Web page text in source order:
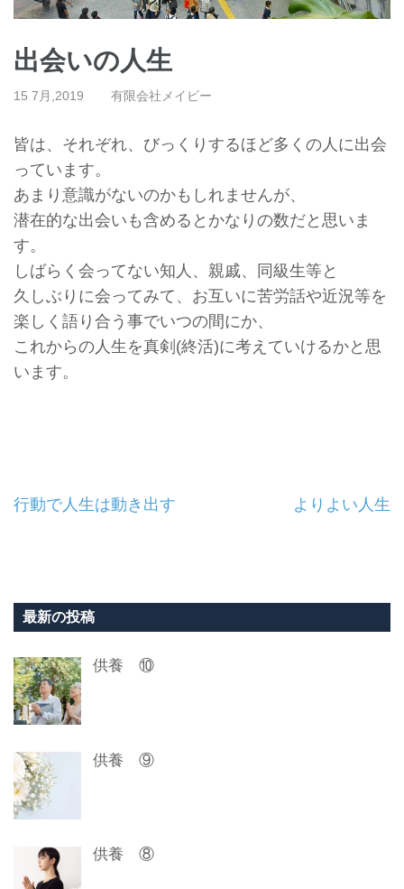
出会いの人生
15 7月,2019 有限会社メイビー
皆は、それぞれ、びっくりするほど多くの人に出会
っています。
あまり意識がないのかもしれませんが、
潜在的な出会いも含めるとかなりの数だと思いま
す。
しばらく会ってない知人、親戚、同級生等と
久しぶりに会ってみて、お互いに苦労話や近況等を
楽しく語り合う事でいつの間にか、
これからの人生を真剣(終活)に考えていけるかと思
います。
投
ビ
ー
シ
ョ
ン
行動で人生は動き出す よりよい人生
最新の投稿
供養 ⑩
供養 ⑨
供養 ⑧